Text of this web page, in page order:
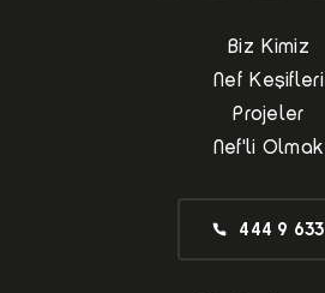
Biz Kimiz
Nef Keşifleri
Projeler
Nef'li Olmak
444 9 633